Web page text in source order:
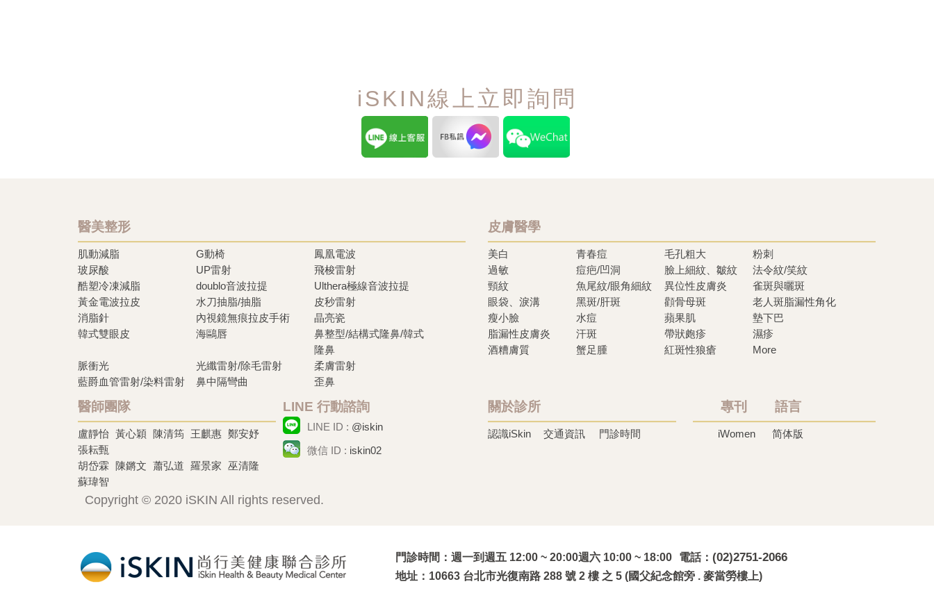
iSKIN線上立即詢問
醫美整形
肌動減脂 G動椅
鳳凰電波
玻尿酸
UP雷射
飛梭雷射
酷塑冷凍減脂
doublo音波拉提
Ulthera極線音波拉提
黃金電波拉皮
水刀抽脂/抽脂
皮秒雷射
消脂針
內視鏡無痕拉皮手術
晶亮瓷
韓式雙眼皮
海鷗唇
鼻整型/結構式隆鼻/韓式
隆鼻
脈衝光
光纖雷射/除毛雷射
柔膚雷射
藍爵血管雷射/染料雷射
鼻中隔彎曲 歪鼻
皮膚醫學
美白 青春痘 毛孔粗大
粉刺
過敏
痘疤/凹洞 臉上細紋、皺紋
法令紋/笑紋
頸紋
魚尾紋/眼角細紋 異位性皮膚炎
雀斑與曬斑
眼袋、淚溝
黑斑/肝斑 顴骨母斑
老人斑脂漏性角化
瘦小臉
水痘 蘋果肌
墊下巴
脂漏性皮膚炎
汗斑 帶狀皰疹
濕疹
酒糟膚質
蟹足腫 紅斑性狼瘡 More
醫師團隊
盧靜怡 黃心穎 陳清筠 王麒惠 鄭安妤
張耘甄
胡岱霖
陳鏘文 蕭弘道 羅景家 巫清隆
蘇瑋智
LINE 行動諮詢
LINE ID : @iskin
微信 ID : iskin02
關於診所
認識iSkin 交通資訊 門診時間
專刊 語言
iWomen 简体版
Copyright © 2020 iSKIN All rights reserved.
門診時間 週一到週五 12:00 ~ 20:00週六 10:00 ~ 18:00 電話 (02)2751-2066
地址 10663 台北市光復南路 288 號 2 樓 之 5 (國父紀念館旁 . 麥當勞樓上)